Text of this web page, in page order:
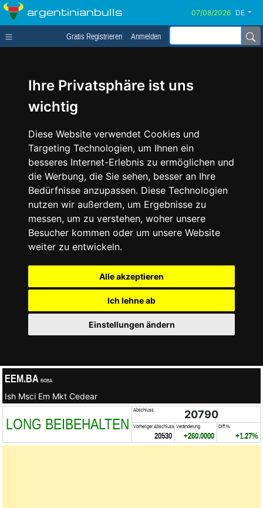
Ihre Privatsphäre ist uns
wichtig
Diese Website verwendet Cookies und
Targeting Technologien, um Ihnen ein
besseres Internet-Erlebnis zu ermöglichen und
die Werbung, die Sie sehen, besser an Ihre
Bedürfnisse anzupassen. Diese Technologien
nutzen wir außerdem, um Ergebnisse zu
messen, um zu verstehen, woher unsere
Besucher kommen oder um unsere Website
weiter zu entwickeln.
Alle akzeptieren
Ich lehne ab
Einstellungen ändern
argentinianbulls DE
Gratis Registrieren Anmelden
EEM.BA BCBA
Ish Msci Em Mkt Cedear
LONG BEIBEHALTEN
Abschluss 20790
Vorheriger Abschluss
20530
Veränderung
+260.0000
Diff.%
+1.27%